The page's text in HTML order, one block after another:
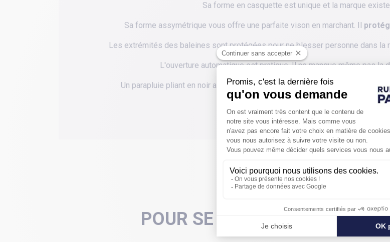
Sa forme en casquette est unique et la marque
Sa forme assymétrique vous offre une parfaite vison en marchant. Il
Les extrémités des baleines sont protégées pour ne blesser personne dans la
L'ouverture automatique est pratique. Il ne manque même pas la
Un parapluie pliant en noir avec sa bande réfléchissante qui raviront ceux qui
POUR SE PROTÉGER